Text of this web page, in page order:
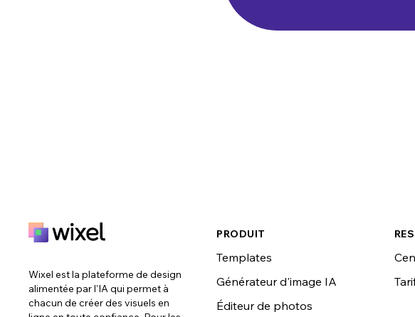
Wixel est la plateforme de design
alimentée par l'IA qui permet à
chacun de créer des visuels en
PRODUIT
Templates
Générateur d'image IA
Éditeur de photos